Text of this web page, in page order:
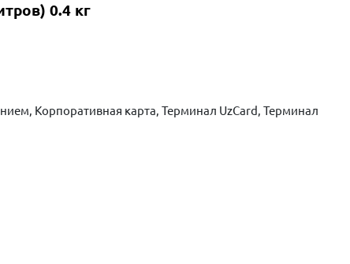
0.4 кг
Корпоративная карта, Терминал UzCard, Терминал